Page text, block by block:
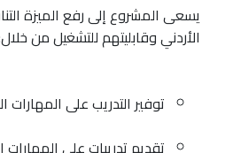
يسعى المشروع إلى رفع الميزة
الأردني وقابليتهم للتشغيل من
توفير التدريب على المهارات
تقديم تدريبات على